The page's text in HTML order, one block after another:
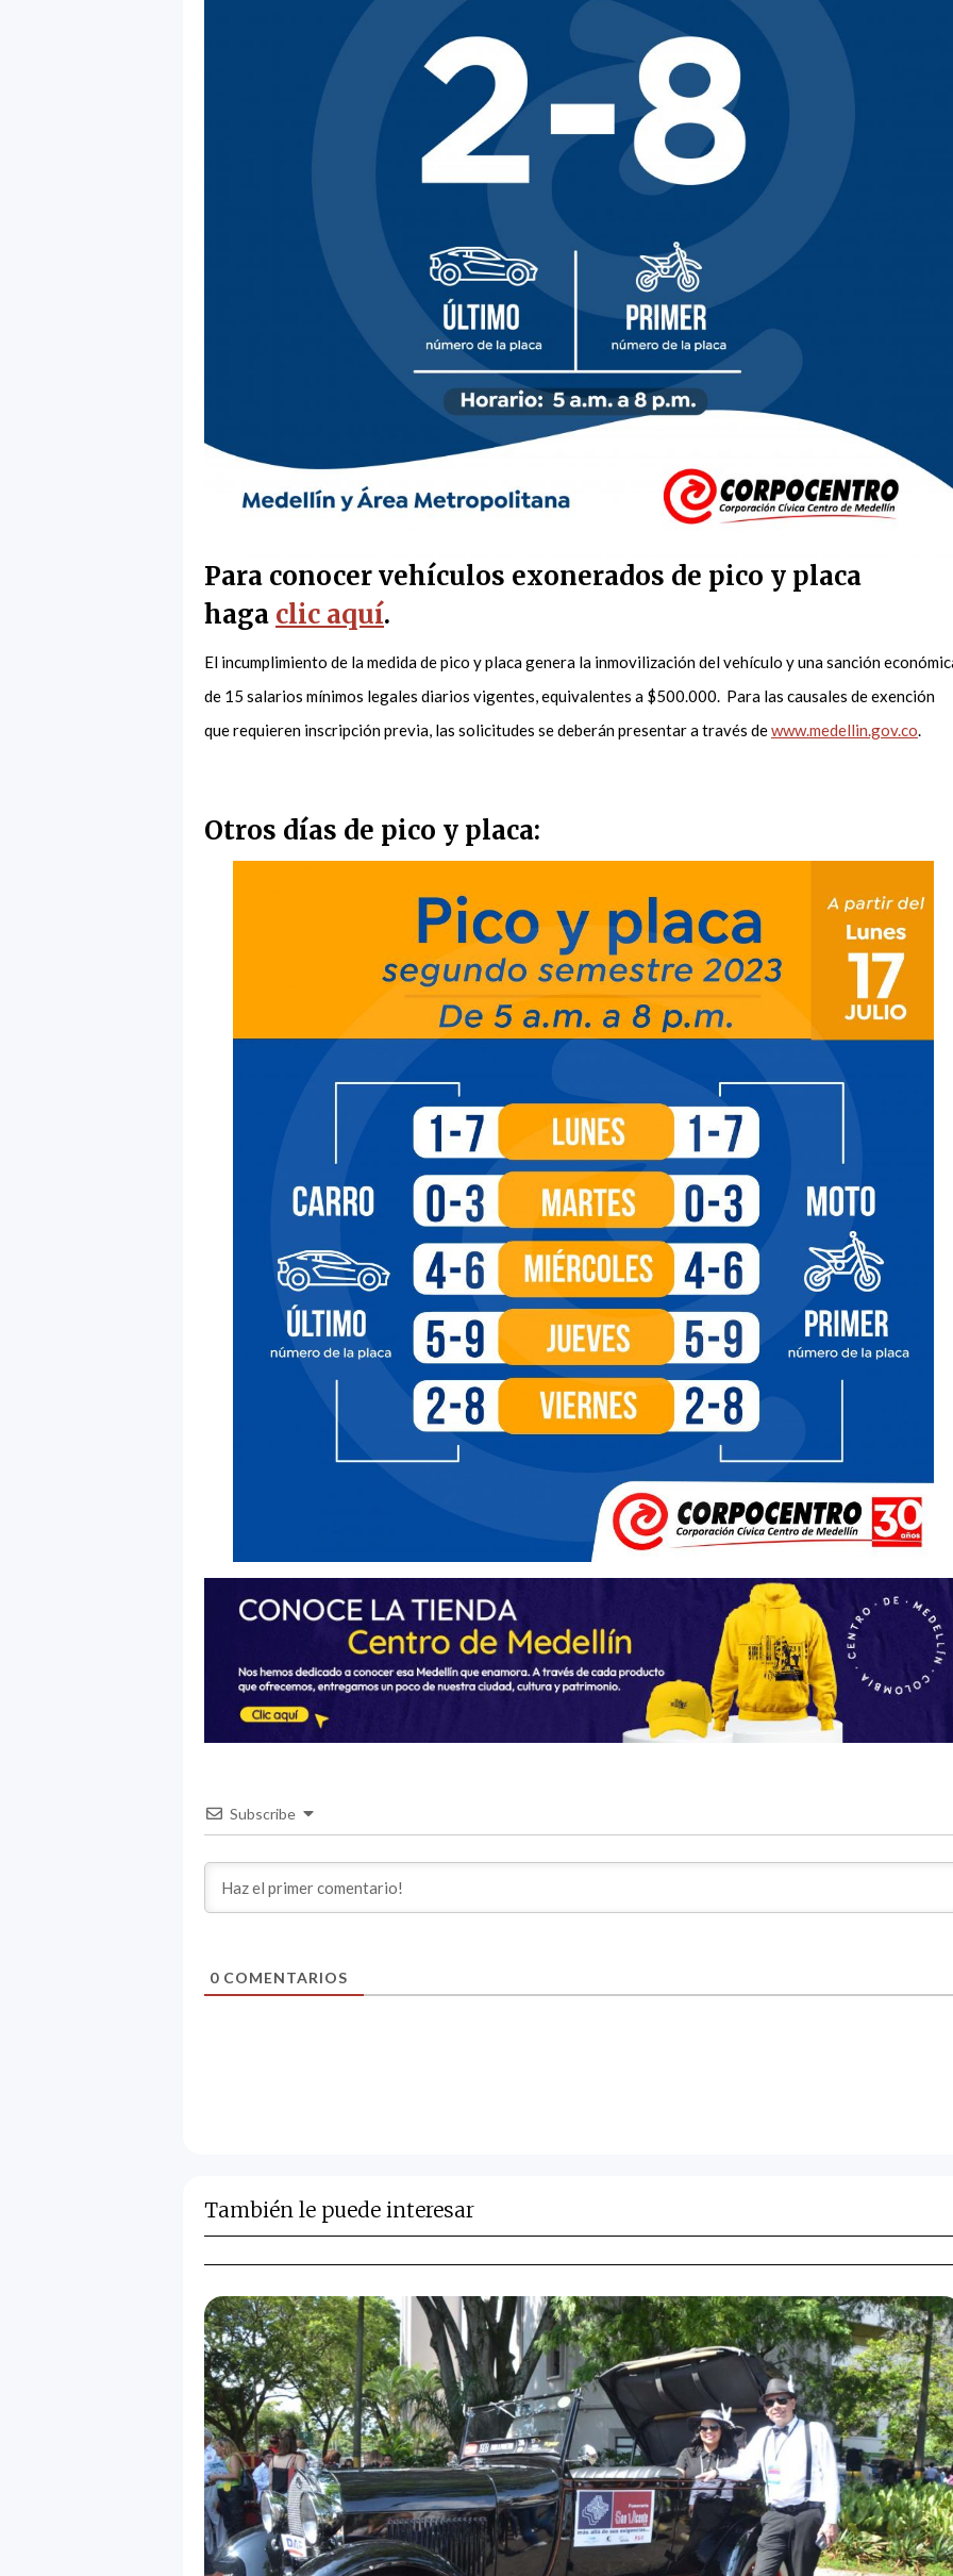
Para conocer vehículos exonerados de pico y placa
haga clic aquí.
El incumplimiento de la medida de pico y placa genera la inmovilización del vehículo y una sanción
de 15 salarios mínimos legales diarios vigentes, equivalentes a $500.000. Para las causales de exención
que requieren inscripción previa, las solicitudes se deberán presentar a través dewww.medellin.gov.co.
Otros días de pico y placa:
Subscribe
0 COMENTARIOS
También le puede interesar